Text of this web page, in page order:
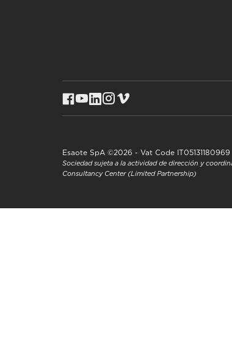
Esaote SpA ©2026 - Vat Code IT05131180969
Sociedad sujeta a la actividad de dirección y
Consultancy Center (Limited Partnership)